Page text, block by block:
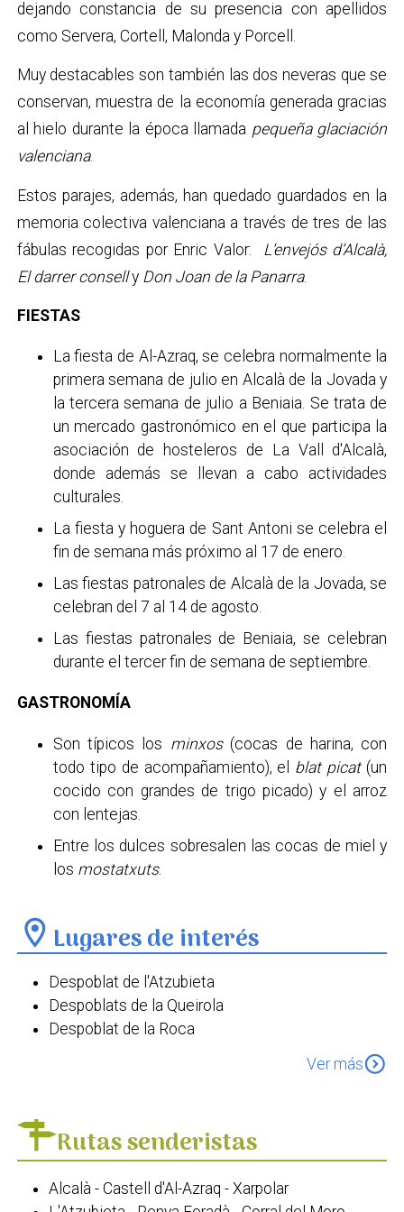
dejando constancia de su presencia con apellidos
como Servera, Cortell, Malonda y Porcell.
Muy destacables son también las dos neveras que se
conservan, muestra de la economía generada gracias
al hielo durante la época llamada pequeña glaciación
valenciana.
Estos parajes, además, han quedado guardados en la
memoria colectiva valenciana a través de tres de las
fábulas recogidas por Enric Valor:
L’envejós d’Alcalà,
El darrer conselly Don Joan de la Panarra.
FIESTAS
La fiesta de Al-Azraq, se celebra normalmente la
primera semana de julio en Alcalà de la Jovada y
la tercera semana de julio a Beniaia. Se trata de
un mercado gastronómico en el que participa la
asociación de hosteleros de La Vall d'Alcalà,
donde además se llevan a cabo actividades
culturales.
La fiesta y hoguera de Sant Antoni se celebra el
fin de semana más próximo al 17 de enero.
Las fiestas patronales de Alcalà de la Jovada, se
celebran del 7 al 14 de agosto.
Las fiestas patronales de Beniaia, se celebran
durante el tercer fin de semana de septiembre.
GASTRONOMÍA
Son típicos los minxos (cocas de harina, con
todo tipo de acompañamiento), el blat picat(un
cocido con grandes de trigo picado) y el arroz
con lentejas.
Entre los dulces sobresalen las cocas de miel y
los mostatxuts.
location_on Lugares de interés
Despoblat de l'Atzubieta
Despoblats de la Queirola
Despoblat de la Roca
Fonts d’Al-Azraq
Llavador de Beniaia
Ver másexpand_circle_down
Rutas senderistas
Alcalà - Castell d'Al-Azraq - Xarpolar